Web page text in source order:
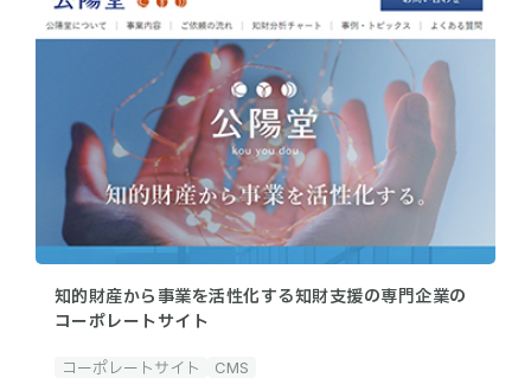
知的財産から事業を活性化する知財支援の専門企業の
コーポレートサイト
コーポレートサイト CMS